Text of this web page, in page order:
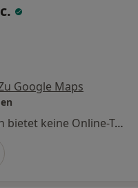
Google Maps
Dieser Arzt bzw. diese Ärztin bietet keine Online-Terminbuchung an diesem Standort an.